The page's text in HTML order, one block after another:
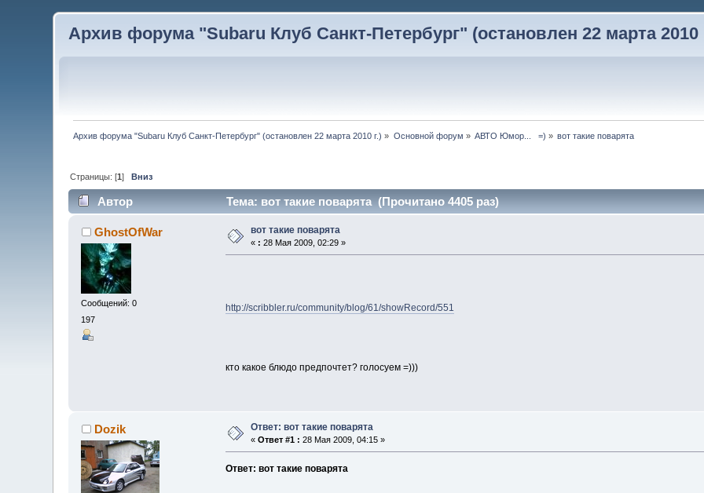
Архив форума "Subaru Клуб Санкт-Петербург" (остановлен 22 марта 2010
Архив форума "Subaru Клуб Санкт-Петербург" (остановлен 22 марта 2010 г.) » Основной форум » АВТО Юмор...   =) » вот такие поварята
Страницы: [1]Вниз
Автор Тема: вот такие поварята (Прочитано 4405 раз)
GhostOfWar
Сообщений: 0
197
вот такие поварята
« : 28 Мая 2009, 02:29 »
http://scribbler.ru/community/blog/61/showRecord/551
кто какое блюдо предпочтет? голосуем =)))
Dozik Ответ: вот такие поварята
«Ответ #1 : 28 Мая 2009, 04:15 »
Ответ: вот такие поварята